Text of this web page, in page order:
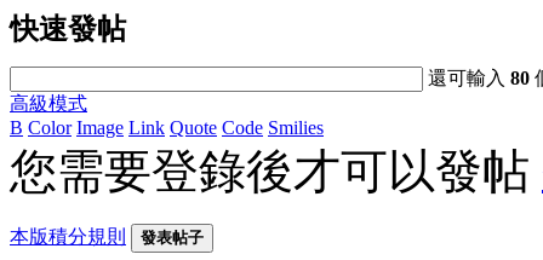
快速發帖
還可輸入80
高級模式
B Color Image Link Quote Code Smilies
您需要登錄後才可以發帖
本版積分規則 發表帖子